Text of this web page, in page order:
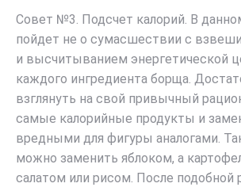
Совет №3. Подсчет калорий. В
пойдет не о сумасшествии с
и высчитыванием энергетической
каждого ингредиента борща.
взглянуть на свой привычный
самые калорийные продукты и
вредными для фигуры аналогами.
можно заменить яблоком, а
салатом или рисом. После подобной